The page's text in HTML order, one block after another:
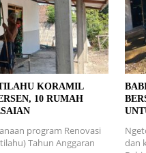
KORAMIL
10 RUMAH
program Renovasi
Tahun Anggaran
dan